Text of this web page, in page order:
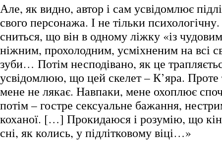
Але, як видно, автор і сам усвідомлює
свого персонажа. І не тільки
сниться, що він в одному ліжку «із
ніжним, прохолодним, усміхненим на всі
зуби… Потім несподівано, як це
усвідомлюю, що цей скелет – К’яра. Проте
мене не лякає. Навпаки, мене охоплює
потім – гостре сексуальне бажання,
коханої. […] Прокидаюся і розумію, що
сні, як колись, у підлітковому віці…»